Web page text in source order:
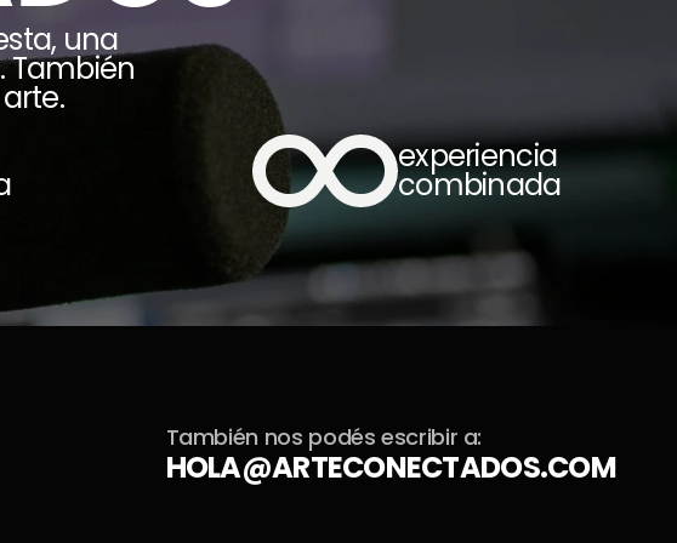
una
También
experiencia
combinada
También nos podés escribir a:
HOLA@ARTECONECTADOS.COM